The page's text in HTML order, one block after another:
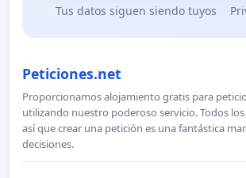
Tus datos siguen siendo tuyos
Peticiones.net
Proporcionamos alojamiento gratis para
utilizando nuestro poderoso servicio. Todos
así que crear una petición es una fantástica
decisiones.